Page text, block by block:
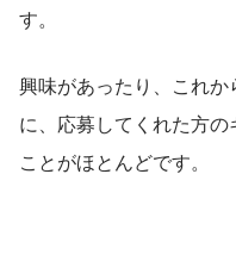
す。
興味があったり、これ
に、応募してくれた方
ことがほとんどです。